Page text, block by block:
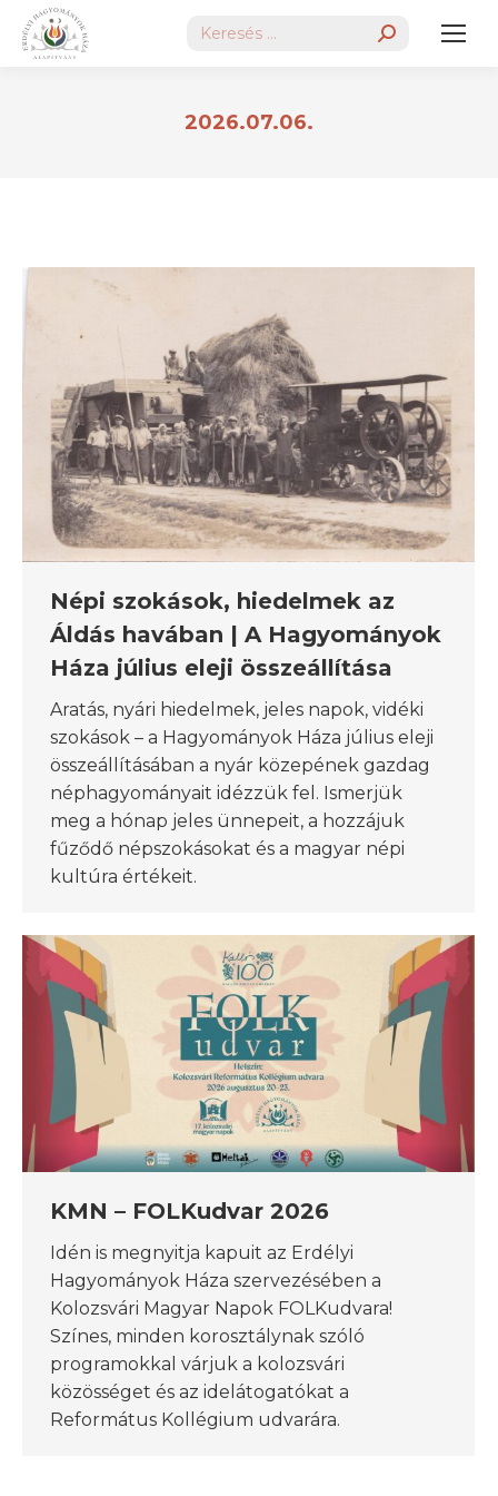
Search:
2026.07.06.
Népi szokások, hiedelmek az
Áldás havában | A Hagyományok
Háza július eleji összeállítása
Aratás, nyári hiedelmek, jeles napok, vidéki
szokások – a Hagyományok Háza július eleji
összeállításában a nyár közepének gazdag
néphagyományait idézzük fel. Ismerjük
meg a hónap jeles ünnepeit, a hozzájuk
fűződő népszokásokat és a magyar népi
kultúra értékeit.
KMN – FOLKudvar 2026
Idén is megnyitja kapuit az Erdélyi
Hagyományok Háza szervezésében a
Kolozsvári Magyar Napok FOLKudvara!
Színes, minden korosztálynak szóló
programokkal várjuk a kolozsvári
közösséget és az idelátogatókat a
Református Kollégium udvarára.